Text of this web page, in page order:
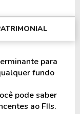
por
ou construção
a gerar uma
para
fundo
pode saber
ao FIIs.